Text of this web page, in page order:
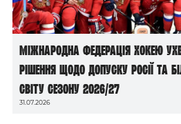
Міжнародна федерація хокею
рішення щодо допуску росії та
світу сезону 2026/27
31.07.2026